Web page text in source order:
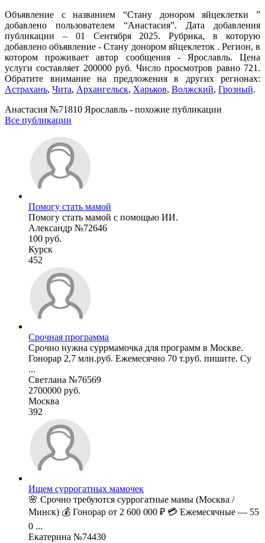
Объявление с названием “Стану донором яйцеклетки ”
добавлено пользователем “Анастасия”. Дата добавления
публикации – 01 Сентября 2025. Рубрика, в которую
добавлено объявление - Стану донором яйцеклеток . Регион, в
котором проживает автор сообщения - Ярославль. Цена
услуги составляет 200000 руб. Число просмотров равно 721.
Обратите внимание на предложения в других регионах:
Астрахань, Чита, Архангельск, Харьков, Волжский, Грозный.
Анастасия №71810 Ярославль - похожие публикации
Все публикации
Помогу стать мамой
Помогу стать мамой с помощью ИИ.
Александр №72646
100 руб.
Курск
452
Срочная программа
Срочно нужна суррмамочка для программ в Москве.
Гонорар 2,7 млн.руб. Ежемесячно 70 т.руб. пишите. Су
...
Светлана №76569
2700000 руб.
Москва
392
Ищем суррогатных мамочек
🌸 Срочно требуются суррогатные мамы (Москва /
Минск) 💰 Гонорар от 2 600 000 ₽ 💳 Ежемесячные — 55
0 ...
Екатерина №74430